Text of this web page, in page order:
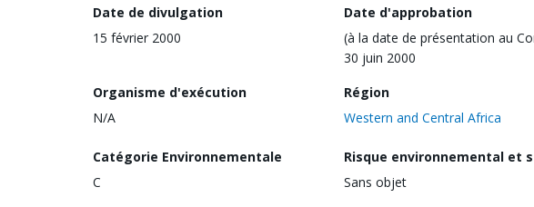
Date de divulgation
15 février 2000
Date d'approbation
(à la date de présentation au
30 juin 2000
Organisme d'exécution
N/A
Région
Western and Central Africa
Catégorie Environnementale
C
Risque environnemental et
Sans objet